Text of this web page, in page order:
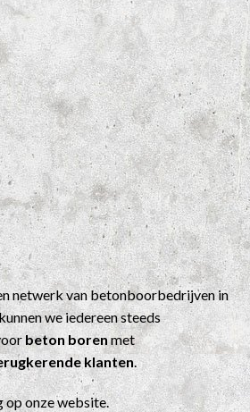
netwerk van betonboorbedrijven in
we iedereen steeds
beton borenmet
klanten
op onze website.